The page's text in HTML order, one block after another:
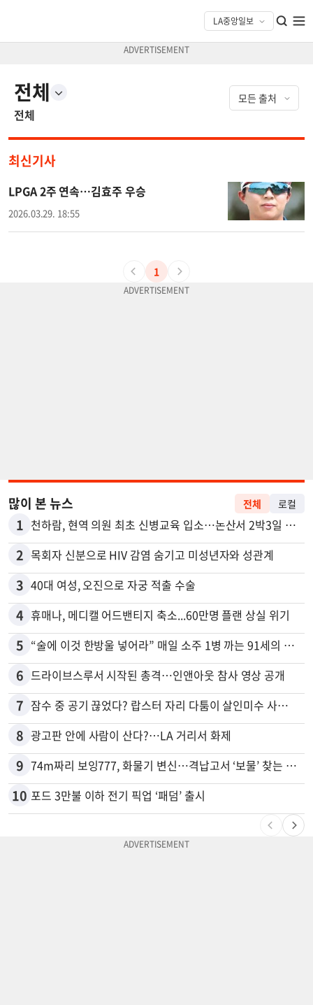
전체
전체
최신기사
LPGA 2주 연속…김효주 우승
2026.03.29. 18:55
1
많이 본 뉴스 전체 로컬
1 천하람, 현역 의원 최초 신병교육 입소…논산서 2박3일 생활
2 목회자 신분으로 HIV 감염 숨기고 미성년자와 성관계
3 40대 여성, 오진으로 자궁 적출 수술
4 휴매나, 메디캘 어드밴티지 축소...60만명 플랜 상실 위기
5 “술에 이것 한방울 넣어라” 매일 소주 1병 까는 91세의 철칙
6 드라이브스루서 시작된 총격…인앤아웃 참사 영상 공개
7 잠수 중 공기 끊었다? 랍스터 자리 다툼이 살인미수 사건으로
8 광고판 안에 사람이 산다?…LA 거리서 화제
9 74m짜리 보잉777, 화물기 변신…격납고서 ‘보물’ 찾는 인천공항
10 포드 3만불 이하 전기 픽업 ‘패덤’ 출시